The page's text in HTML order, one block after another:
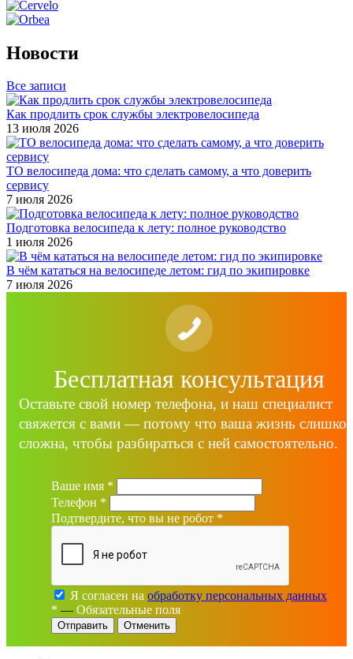
Новости
Все записи
Как продлить срок службы электровелосипеда
13 июля 2026
ТО велосипеда дома: что сделать самому, а что доверить
сервису
7 июля 2026
Подготовка велосипеда к лету: полное руководство
1 июля 2026
В чём кататься на велосипеде летом: гид по экипировке
7 июля 2026
Бесплатная консультация
Оставьте свой номер телефона, и наш специалист
свяжется с вами — потому что ваша жизнь
сложна, чтобы разбираться с ней самостоятельно.
Ваше имя *
Телефон *
Подтвердите, что вы не робот *
Я согласен на обработку персональных данных
* — Обязательные поля
Отменить